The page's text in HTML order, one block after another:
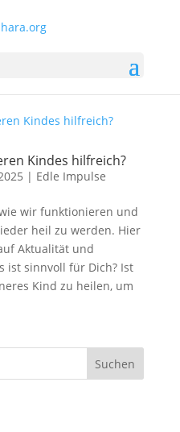
Kindes hilfreich?
| Edle Impulse
wir funktionieren und
heil zu werden. Hier
Aktualität und
ist sinnvoll für Dich? Ist
Kind zu heilen, um